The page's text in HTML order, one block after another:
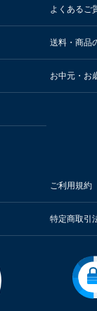
よくあるご
送料・商品
お中元・お
ご利用規約
特定商取引